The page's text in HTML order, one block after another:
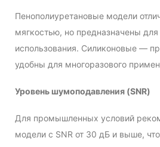
Пенополиуретановые модели
мягкостью, но предназначены
использования. Силиконовые —
удобны для многоразового
Уровень шумоподавления (SNR)
Для промышленных условий
модели с SNR от 30 дБ и выше,